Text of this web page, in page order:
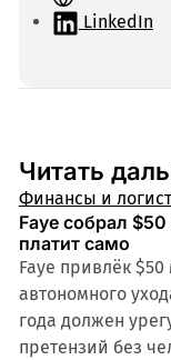
а LinkedIn
Читать
Финансы и
Faye собрал
платит само
Faye привлёк
автономного
года должен
претензий без